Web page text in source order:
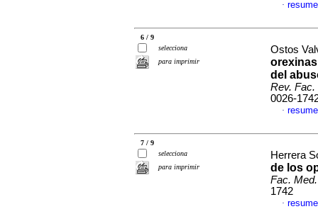
·
6 / 9
selecciona
para imprimir
Ostos
del
Rev.
0026-
·
7 / 9
selecciona
para imprimir
Herrera
de los
Fac.
1742
·